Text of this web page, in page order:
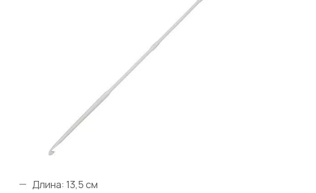
Длина: 13,5 см